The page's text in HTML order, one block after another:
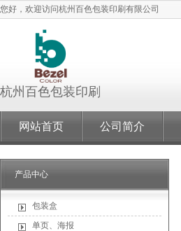
您好，欢迎访问杭州百色包装印刷有限公司
杭州百色包装印刷
网站首页 公司简介
产品中心
包装盒
单页、海报